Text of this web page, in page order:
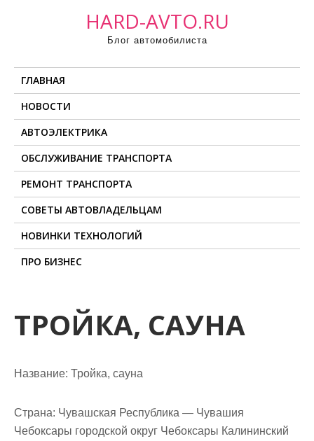
HARD-AVTO.RU
Блог автомобилиста
ГЛАВНАЯ
НОВОСТИ
АВТОЭЛЕКТРИКА
ОБСЛУЖИВАНИЕ ТРАНСПОРТА
РЕМОНТ ТРАНСПОРТА
СОВЕТЫ АВТОВЛАДЕЛЬЦАМ
НОВИНКИ ТЕХНОЛОГИЙ
ПРО БИЗНЕС
ТРОЙКА, САУНА
Название: Тройка, сауна
Страна: Чувашская Республика — Чувашия
Чебоксары городской округ Чебоксары Калининский